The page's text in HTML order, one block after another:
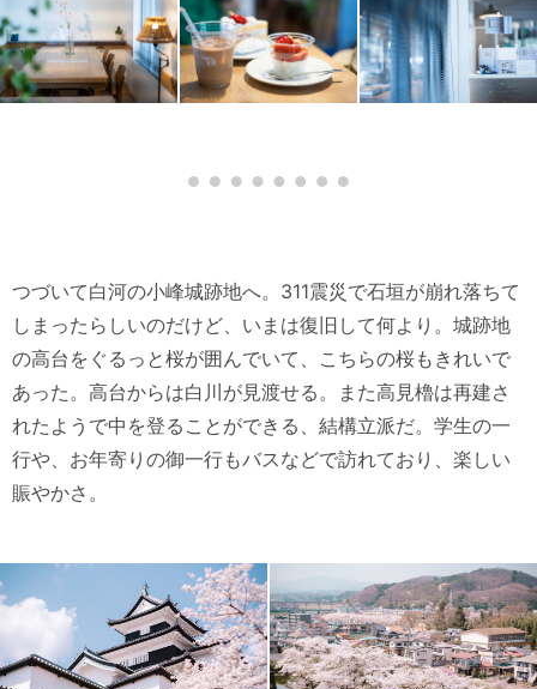
つづいて白河の小峰城跡地へ。311震災で石垣が崩れ落ちて
しまったらしいのだけど、いまは復旧して何より。城跡地
の高台をぐるっと桜が囲んでいて、こちらの桜もきれいで
あった。高台からは白川が見渡せる。また高見櫓は再建さ
れたようで中を登ることができる、結構立派だ。学生の一
行や、お年寄りの御一行もバスなどで訪れており、楽しい
賑やかさ。